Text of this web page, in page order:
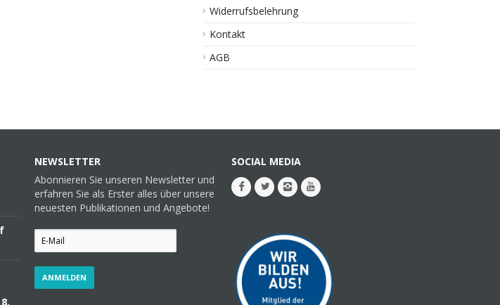
Widerrufsbelehrung
Kontakt
AGB
NEWSLETTER
Abonnieren Sie unseren Newsletter und
erfahren Sie als Erster alles über unsere
neuesten Publikationen und Angebote!
SOCIAL MEDIA